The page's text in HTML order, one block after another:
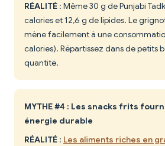
RÉALITÉ : Même 30 g de Punjabi
calories et 12,6 g de lipides. Le
mène facilement à une
calories). Répartissez dans de petits
quantité.
MYTHE #4 : Les snacks frits
énergie durable
RÉALITÉ : Les aliments riches en